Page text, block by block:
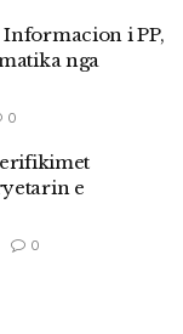
i PP,
nga
0
e
0